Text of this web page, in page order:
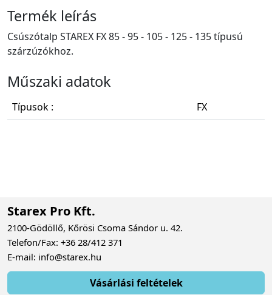
Termék leírás
Csúszótalp STAREX FX 85 - 95 - 105 - 125 - 135 típusú
szárzúzókhoz.
Műszaki adatok
Típusok : FX
Starex Pro Kft.
2100-Gödöllő, Kőrösi Csoma Sándor u. 42.
Telefon/Fax: +36 28/412 371
E-mail: info@starex.hu
Vásárlási feltételek